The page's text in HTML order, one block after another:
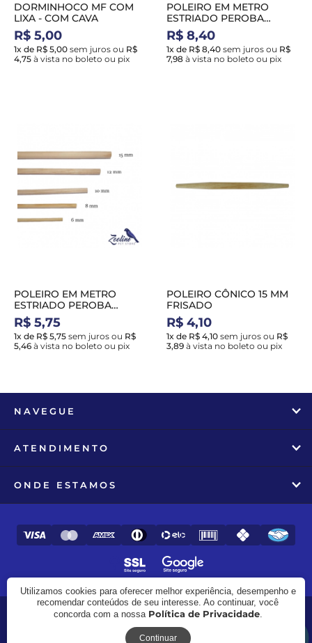
DORMINHOCO MF COM
LIXA - COM CAVA
R$ 5,00
1x de R$ 5,00 sem juros ou R$
4,75 à vista no boleto ou pix
POLEIRO EM METRO
ESTRIADO PEROBA
BRANCA 15 MM NATURAL
R$ 8,40
1x de R$ 8,40 sem juros ou R$
7,98 à vista no boleto ou pix
POLEIRO EM METRO
ESTRIADO PEROBA
BRANCA 10 MM NATURAL
R$ 5,75
1x de R$ 5,75 sem juros ou R$
5,46 à vista no boleto ou pix
POLEIRO CÔNICO 15 MM
FRISADO
R$ 4,10
1x de R$ 4,10 sem juros ou R$
3,89 à vista no boleto ou pix
NAVEGUE
ATENDIMENTO
ONDE ESTAMOS
© 2017 - 2026 - Zooline - CNPJ: 27.982.258/0001-97
Utilizamos cookies para oferecer melhor experiência, desempenho e
recomendar conteúdos de seu interesse. Ao continuar, você
concorda com a nossa Política de Privacidade.
Continuar